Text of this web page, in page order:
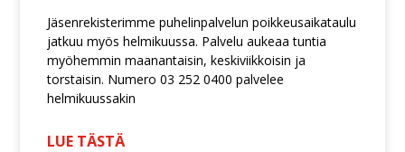
Jäsenrekisterimme puhelinpalvelun poikkeusaikataulu
jatkuu myös helmikuussa. Palvelu aukeaa tuntia
myöhemmin maanantaisin, keskiviikkoisin ja
torstaisin. Numero 03 252 0400 palvelee
helmikuussakin
LUE TÄSTÄ